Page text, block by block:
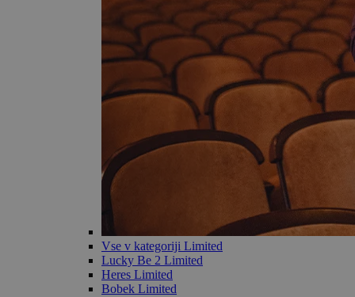
Vse v kategoriji Limited
Lucky Be 2 Limited
Heres Limited
Bobek Limited